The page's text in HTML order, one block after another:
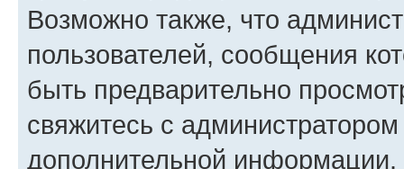
Возможно также, что
пользователей, сообщения
быть предварительно
свяжитесь с
дополнительной информации.